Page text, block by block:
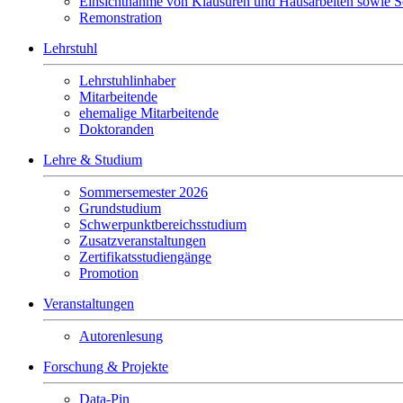
Remonstration
Lehrstuhl
Lehrstuhlinhaber
Mitarbeitende
ehemalige Mitarbeitende
Doktoranden
Lehre & Studium
Sommersemester 2026
Grundstudium
Schwerpunktbereichsstudium
Zusatzveranstaltungen
Zertifikatsstudiengänge
Promotion
Veranstaltungen
Autorenlesung
Forschung & Projekte
Data-Pin